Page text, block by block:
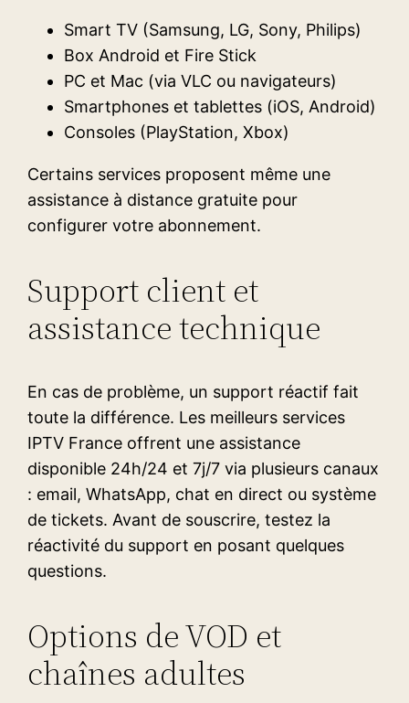
Smart TV (Samsung, LG, Sony, Philips)
Box Android et Fire Stick
PC et Mac (via VLC ou navigateurs)
Smartphones et tablettes (iOS, Android)
Consoles (PlayStation, Xbox)
Certains services proposent même une
assistance à distance gratuite pour
configurer votre abonnement.
Support client et
assistance technique
En cas de problème, un support réactif fait
toute la différence. Les meilleurs services
IPTV France offrent une assistance
disponible 24h/24 et 7j/7 via plusieurs canaux
: email, WhatsApp, chat en direct ou système
de tickets. Avant de souscrire, testez la
réactivité du support en posant quelques
questions.
Options de VOD et
chaînes adultes